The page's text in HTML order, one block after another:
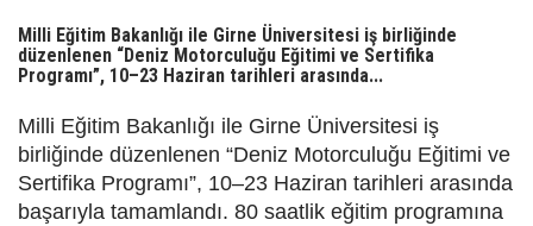
Milli Eğitim Bakanlığı ile Girne Üniversitesi iş birliğinde
düzenlenen “Deniz Motorculuğu Eğitimi ve Sertifika
Programı”, 10–23 Haziran tarihleri arasında...
Milli Eğitim Bakanlığı ile Girne Üniversitesi iş
birliğinde düzenlenen “Deniz Motorculuğu Eğitimi ve
Sertifika Programı”, 10–23 Haziran tarihleri arasında
başarıyla tamamlandı. 80 saatlik eğitim programına